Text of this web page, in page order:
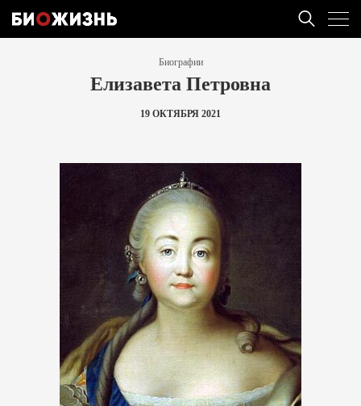
Биографии
Елизавета Петровна
19 ОКТЯБРЯ 2021